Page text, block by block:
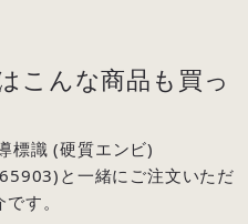
こんな商品も買っ
標識 (硬質エンビ)
と一緒にご注文いただ
す。